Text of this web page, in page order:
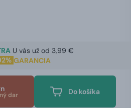
U vás už od 3,99 €
GARANCIA
dar Do košíka